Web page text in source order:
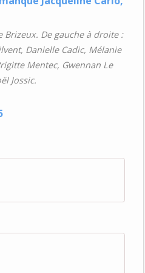
De gauche à droite :
Danielle Cadic, Mélanie
Mentec, Gwennan Le
Jossic.